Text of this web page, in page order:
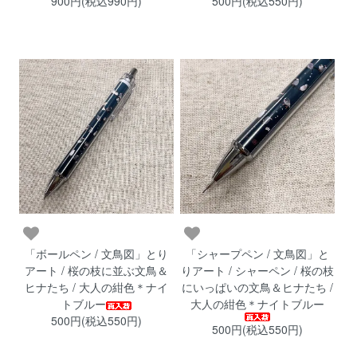
「ボールペン / 文鳥図」とり
アート / 桜の枝に並ぶ文鳥＆
ヒナたち / 大人の紺色＊ナイ
トブルー
500円(税込550円)
「シャープペン / 文鳥図」と
りアート / シャーペン / 桜の枝
にいっぱいの文鳥＆ヒナたち /
大人の紺色＊ナイトブルー
500円(税込550円)